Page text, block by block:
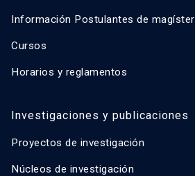
Información Postulantes de magíster
Cursos
Horarios y reglamentos
Investigaciones y publicaciones
Proyectos de investigación
Núcleos de investigación